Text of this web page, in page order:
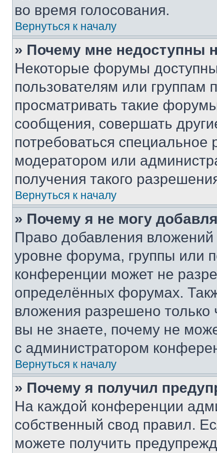
во время голосования.
Вернуться к началу
» Почему мне недоступны
Некоторые форумы
пользователям или группам
просматривать такие
сообщения, совершать
потребоваться
модератором или
получения такого
Вернуться к началу
» Почему я не могу
Право добавления
уровне форума, группы или
конференции может не
определённых форумах.
вложения разрешено
вы не знаете, почему не
с администратором
Вернуться к началу
» Почему я получил
На каждой конференции
собственный свод правил.
можете получить